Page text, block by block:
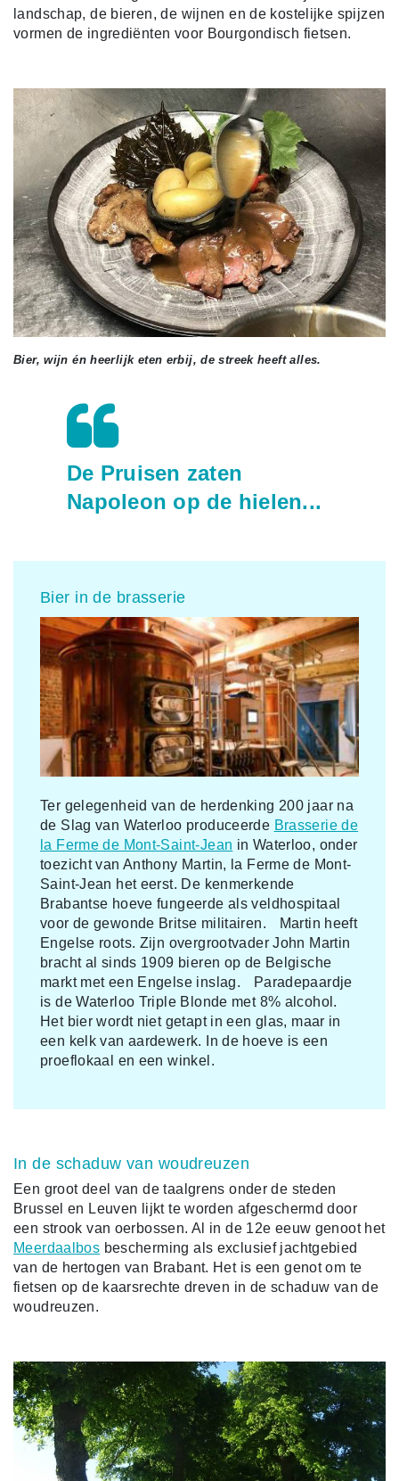
landschap, de bieren, de wijnen en de kostelijke spijzen
vormen de ingrediënten voor Bourgondisch fietsen.
Bier, wijn én heerlijk eten erbij, de streek heeft alles.
De Pruisen zaten
Napoleon op de hielen...
Bier in de brasserie
Ter gelegenheid van de herdenking 200 jaar na
de Slag van Waterloo produceerde Brasserie de
la Ferme de Mont-Saint-Jean in Waterloo, onder
toezicht van Anthony Martin, la Ferme de Mont-
Saint-Jean het eerst. De kenmerkende
Brabantse hoeve fungeerde als veldhospitaal
voor de gewonde Britse militairen. Martin heeft
Engelse roots. Zijn overgrootvader John Martin
bracht al sinds 1909 bieren op de Belgische
markt met een Engelse inslag. Paradepaardje
is de Waterloo Triple Blonde met 8% alcohol.
Het bier wordt niet getapt in een glas, maar in
een kelk van aardewerk. In de hoeve is een
proeflokaal en een winkel.
In de schaduw van woudreuzen
Een groot deel van de taalgrens onder de steden
Brussel en Leuven lijkt te worden afgeschermd door
een strook van oerbossen. Al in de 12e eeuw genoot het
Meerdaalbos bescherming als exclusief jachtgebied
van de hertogen van Brabant. Het is een genot om te
fietsen op de kaarsrechte dreven in de schaduw van de
woudreuzen.